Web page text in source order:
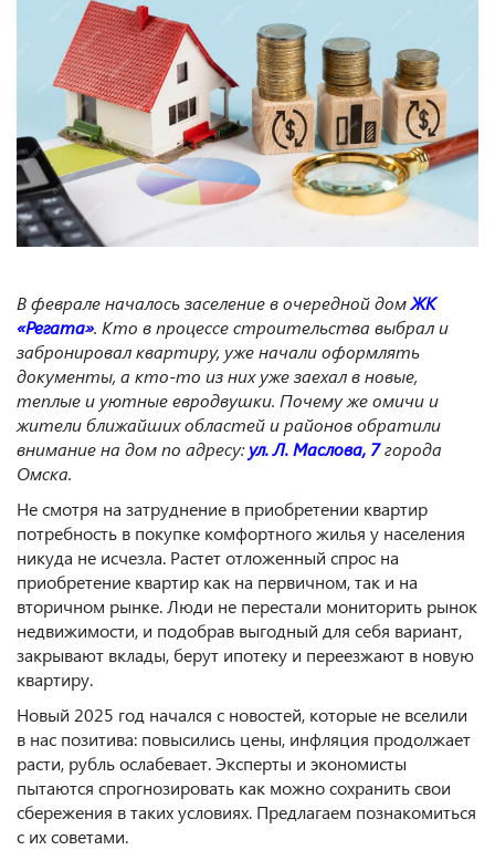
В феврале началось заселение в очередной домЖК
«Регата». Кто в процессе строительства выбрал и
забронировал квартиру, уже начали оформлять
документы, а кто-то из них уже заехал в новые,
теплые и уютныеевродвушки. Почему же омичи и
жители ближайших областей и районов обратили
внимание на дом по адресу:ул.Л.Маслова, 7города
Омска.
Не смотря на затруднение в приобретении квартир
потребность в покупке комфортного жилья у населения
никуда не исчезла. Растет отложенный спрос на
приобретение квартир как на первичном, так и на
вторичном рынке. Люди не перестали мониторить рынок
недвижимости, и подобрав выгодный для себя вариант,
закрывают вклады, берут ипотеку и переезжают в новую
квартиру.
Новый 2025 год начался с новостей, которые не вселили
в нас позитива: повысились цены, инфляция продолжает
расти, рубль ослабевает. Эксперты и экономисты
пытаются спрогнозировать как можно сохранить свои
сбережения в таких условиях. Предлагаем познакомиться
с их советами.